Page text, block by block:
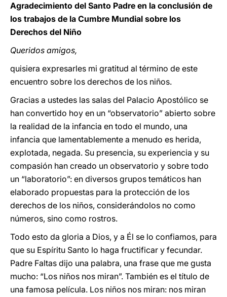
Agradecimiento del Santo Padre en la conclusión de
los trabajos de la Cumbre Mundial sobre los
Derechos del Niño
Queridos amigos,
quisiera expresarles mi gratitud al término de este
encuentro sobre los derechos de los niños.
Gracias a ustedes las salas del Palacio Apostólico se
han convertido hoy en un “observatorio” abierto sobre
la realidad de la infancia en todo el mundo, una
infancia que lamentablemente a menudo es herida,
explotada, negada. Su presencia, su experiencia y su
compasión han creado un observatorio y sobre todo
un “laboratorio”: en diversos grupos temáticos han
elaborado propuestas para la protección de los
derechos de los niños, considerándolos no como
números, sino como rostros.
Todo esto da gloria a Dios, y a Él se lo confiamos, para
que su Espíritu Santo lo haga fructificar y fecundar.
Padre Faltas dijo una palabra, una frase que me gusta
mucho: “Los niños nos miran”. También es el título de
una famosa película. Los niños nos miran: nos miran